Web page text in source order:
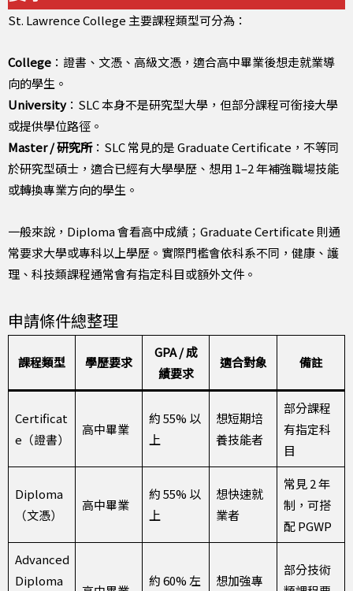
St. Lawrence College 主要課程類型可分為：
College ：證書、文憑、高級文憑，適合高中畢業後想走就業導
向的學生。
University：SLC 本身不是研究型大學，但部分課程可銜接大學
或提供學位路徑。
Master / 研究所：SLC 常見的是 Graduate Certificate，不等同
於研究型碩士，適合已經有大學學歷、想用 1–2 年補強職場技能
或轉換專業方向的學生。
一般來說，Diploma 會看高中成績；Graduate Certificate 則通
常要求大學或專科以上學歷。實際門檻會依科系不同，健康、護
理、科技類課程通常會有指定科目或額外文件。
申請條件總整理
課程類型 學歷要求
GPA / 成
績要求
適合對象 備註
Certificat
e（證書）
高中畢業
約 55% 以
上
想短期培
養技能者
部分課程
有指定科
目
Diploma
（文憑）
高中畢業
約 55% 以
上
想快速就
業者
常見 2 年
制，可搭
配 PGWP
Advanced
Diploma
約 60% 左
想加強專
部分技術